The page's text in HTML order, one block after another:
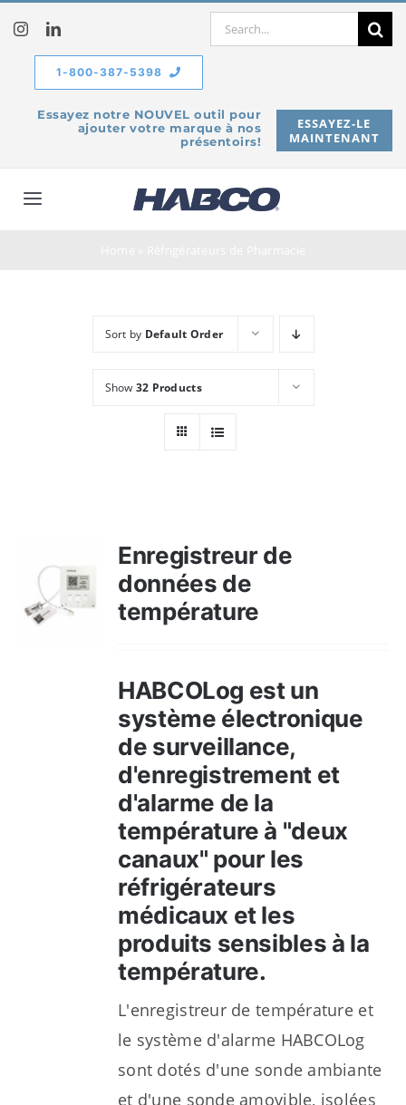
content
Search
Essayez notre NOUVEL outil pour
ajouter votre marque à nos
présentoirs!
ESSAYEZ-LE
MAINTENANT
1-800-387-5398
Toggle
Sort by Default Order
Show 32 Products
Enregistreur de
données de
température
HABCOLog est un
système électronique
de surveillance,
d'enregistrement et
d'alarme de la
température à "deux
canaux" pour les
réfrigérateurs
médicaux et les
produits sensibles à la
température.
L'enregistreur de température et
le système d'alarme HABCOLog
sont dotés d'une sonde ambiante
et d'une sonde amovible, isolées